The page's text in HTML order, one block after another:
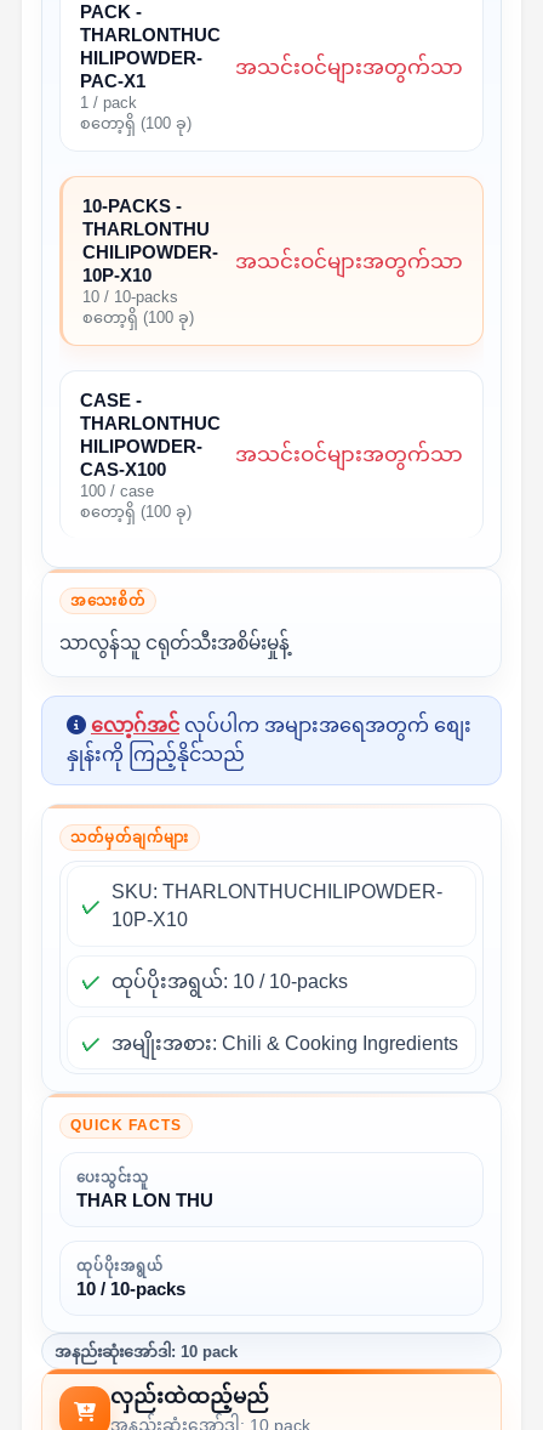
PACK -
THARLONTHUC
HILIPOWDER-
PAC-X1
1 / pack
စတော့ရှိ (100 ခု)
အသင်းဝင်များအတွက်သာ
10-PACKS -
THARLONTHU
CHILIPOWDER-
10P-X10
10 / 10-packs
စတော့ရှိ (100 ခု)
အသင်းဝင်များအတွက်သာ
CASE -
THARLONTHUC
HILIPOWDER-
CAS-X100
100 / case
စတော့ရှိ (100 ခု)
အသင်းဝင်များအတွက်သာ
အသေးစိတ်
သာလွန်သူ ငရုတ်သီးအစိမ်းမှုန့်
လော့ဂ်အင် လုပ်ပါက အများအရေအတွက် စျေး
နှုန်းကို ကြည့်နိုင်သည်
သတ်မှတ်ချက်များ
SKU: THARLONTHUCHILIPOWDER-
10P-X10
ထုပ်ပိုးအရွယ်: 10 / 10-packs
အမျိုးအစား: Chili & Cooking Ingredients
QUICK FACTS
ပေးသွင်းသူ
THAR LON THU
ထုပ်ပိုးအရွယ်
10 / 10-packs
အနည်းဆုံးအော်ဒါ: 10 pack
လှည်းထဲထည့်မည်
အနည်းဆုံးအော်ဒါ: 10 pack